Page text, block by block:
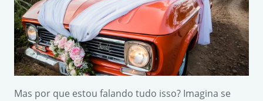
Mas por que estou falando tudo isso? Imagina se